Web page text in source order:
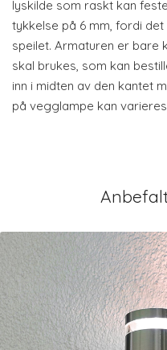
lyskilde som raskt kan
tykkelse på 6 mm, fordi
speilet. Armaturen er bare
skal brukes, som kan
inn i midten av den kantet
på vegglampe kan